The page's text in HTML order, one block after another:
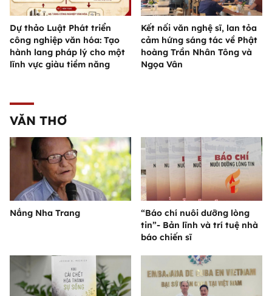
Dự thảo Luật Phát triển
công nghiệp văn hóa: Tạo
hành lang pháp lý cho một
lĩnh vực giàu tiềm năng
Kết nối văn nghệ sĩ, lan tỏa
cảm hứng sáng tác về Phật
hoàng Trần Nhân Tông và
Ngọa Vân
VĂN THƠ
Nắng Nha Trang
“Báo chí nuôi dưỡng lòng
tin”- Bản lĩnh và trí tuệ nhà
báo chiến sĩ